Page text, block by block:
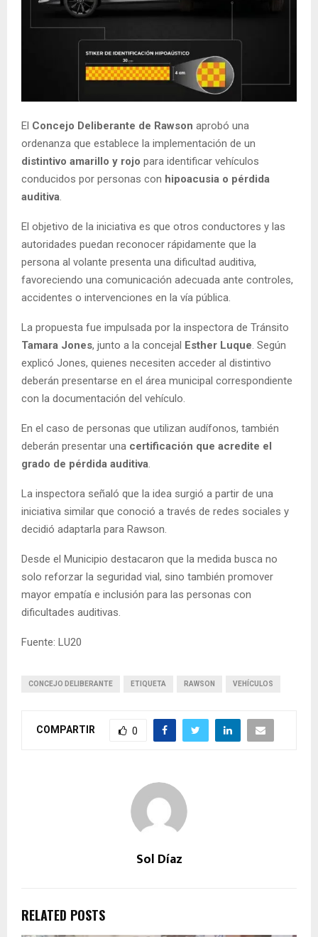
El Concejo Deliberante de Rawson aprobó una
ordenanza que establece la implementación de un
distintivo amarillo y rojo para identificar vehículos
conducidos por personas con hipoacusia o pérdida
auditiva.
El objetivo de la iniciativa es que otros conductores y las
autoridades puedan reconocer rápidamente que la
persona al volante presenta una dificultad auditiva,
favoreciendo una comunicación adecuada ante controles,
accidentes o intervenciones en la vía pública.
La propuesta fue impulsada por la inspectora de Tránsito
Tamara Jones, junto a la concejal Esther Luque. Según
explicó Jones, quienes necesiten acceder al distintivo
deberán presentarse en el área municipal correspondiente
con la documentación del vehículo.
En el caso de personas que utilizan audífonos, también
deberán presentar una certificación que acredite el
grado de pérdida auditiva.
La inspectora señaló que la idea surgió a partir de una
iniciativa similar que conoció a través de redes sociales y
decidió adaptarla para Rawson.
Desde el Municipio destacaron que la medida busca no
solo reforzar la seguridad vial, sino también promover
mayor empatía e inclusión para las personas con
dificultades auditivas.
Fuente: LU20
CONCEJO DELIBERANTE ETIQUETA RAWSON VEHÍCULOS
COMPARTIR 0
Sol Díaz
RELATED POSTS